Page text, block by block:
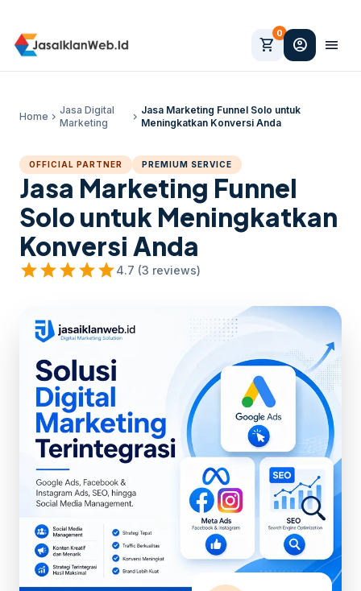
shopping_cart
0
account_circle menu
Home chevron_right
Jasa Digital
Marketing
chevron_right
Jasa Marketing Funnel Solo untuk
Meningkatkan Konversi Anda
OFFICIAL PARTNER PREMIUM SERVICE
Jasa Marketing Funnel
Solo untuk Meningkatkan
Konversi Anda
starstarstarstarstar4.7 (3 reviews)